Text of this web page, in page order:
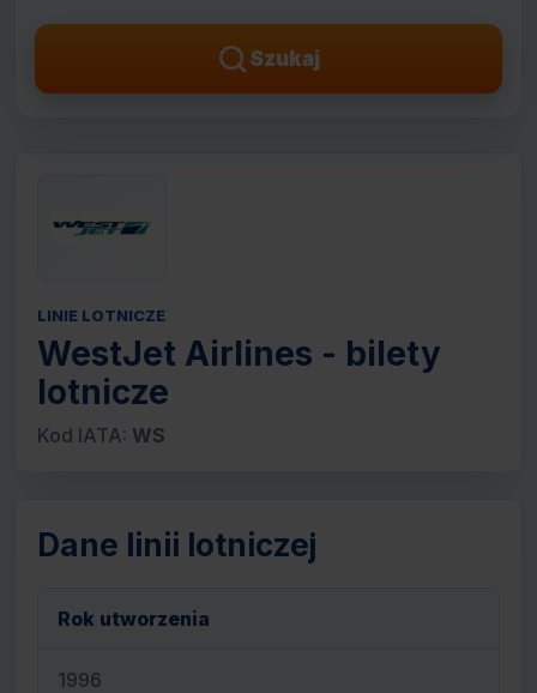
Szukaj
LINIE LOTNICZE
WestJet Airlines - bilety
lotnicze
Kod IATA: WS
Dane linii lotniczej
Rok utworzenia
1996